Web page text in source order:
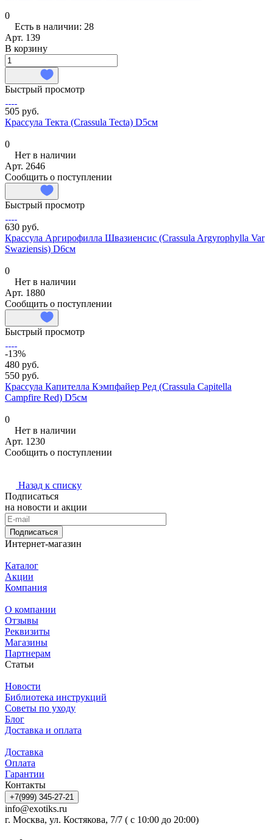
0
Есть в наличии: 28
Арт. 139
В корзину
Быстрый просмотр
505 руб.
Крассула Текта (Crassula Tecta) D5см
0
Нет в наличии
Арт. 2646
Сообщить о поступлении
Быстрый просмотр
630 руб.
Крассула Аргирофилла Швазиенсис (Crassula Argyrophylla Var
Swaziensis) D6см
0
Нет в наличии
Арт. 1880
Сообщить о поступлении
Быстрый просмотр
-13%
480 руб.
550 руб.
Крассула Капителла Кэмпфайер Ред (Crassula Capitella
Campfire Red) D5см
0
Нет в наличии
Арт. 1230
Сообщить о поступлении
Назад к списку
Подписаться
на новости и акции
Подписаться
Интернет-магазин
Каталог
Акции
Компания
О компании
Отзывы
Реквизиты
Магазины
Партнерам
Статьи
Новости
Библиотека инструкций
Советы по уходу
Блог
Доставка и оплата
Доставка
Оплата
Гарантии
Контакты
+7(999) 345-27-21
info@exotiks.ru
г. Москва, ул. Костякова, 7/7 ( с 10:00 до 20:00)